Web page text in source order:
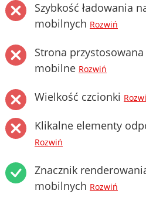
Szybkość ładowania
mobilnych Rozwiń
Strona
mobilne Rozwiń
Wielkość czcionki
Klikalne elementy
Rozwiń
Znacznik
mobilnych Rozwiń